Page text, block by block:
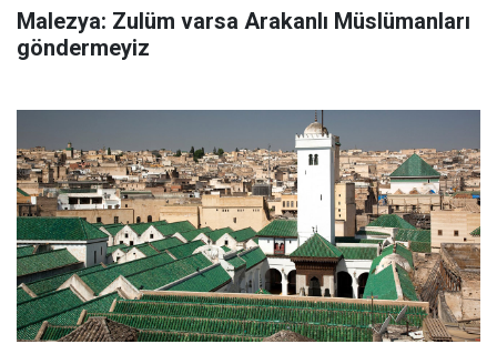
Malezya: Zulüm varsa Arakanlı Müslümanları
göndermeyiz